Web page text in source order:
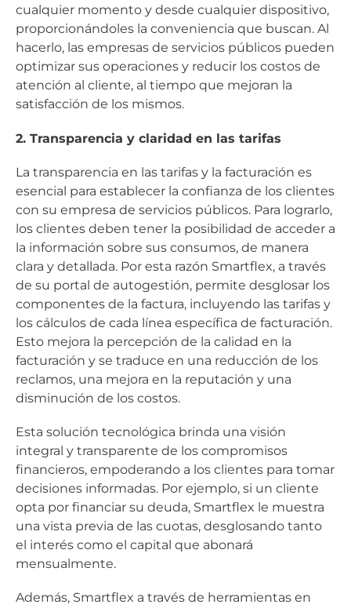
cualquier momento y desde cualquier dispositivo,
proporcionándoles la conveniencia que buscan. Al
hacerlo, las empresas de servicios públicos pueden
optimizar sus operaciones y reducir los costos de
atención al cliente, al tiempo que mejoran la
satisfacción de los mismos.
2. Transparencia y claridad en las tarifas
La transparencia en las tarifas y la facturación es
esencial para establecer la confianza de los clientes
con su empresa de servicios públicos. Para lograrlo,
los clientes deben tener la posibilidad de acceder a
la información sobre sus consumos, de manera
clara y detallada. Por esta razón Smartflex, a través
de su portal de autogestión, permite desglosar los
componentes de la factura, incluyendo las tarifas y
los cálculos de cada línea específica de facturación.
Esto mejora la percepción de la calidad en la
facturación y se traduce en una reducción de los
reclamos, una mejora en la reputación y una
disminución de los costos.
Esta solución tecnológica brinda una visión
integral y transparente de los compromisos
financieros, empoderando a los clientes para tomar
decisiones informadas. Por ejemplo, si un cliente
opta por financiar su deuda, Smartflex le muestra
una vista previa de las cuotas, desglosando tanto
el interés como el capital que abonará
mensualmente.
Además, Smartflex a través de herramientas en